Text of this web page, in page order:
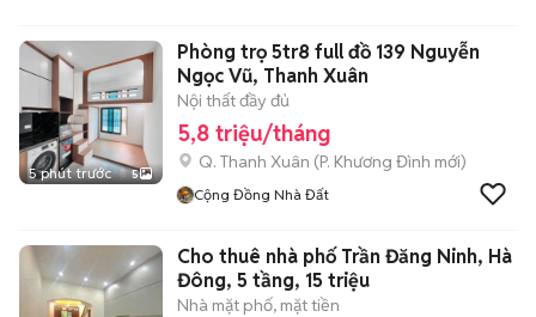
5 phút trước 5
Phòng trọ 5tr8 full đồ 139 Nguyễn
Ngọc Vũ, Thanh Xuân
Nội thất đầy đủ
5,8 triệu/tháng
Q. Thanh Xuân (P. Khương Đình mới)
Cộng Đồng Nhà Đất
Cho thuê nhà phố Trần Đăng Ninh, Hà
Đông, 5 tầng, 15 triệu
Nhà mặt phố, mặt tiền